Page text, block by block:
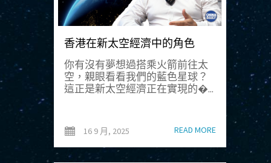
香港在新太空經濟中的角色
你有沒有夢想過搭乘火箭前往太
空，親眼看看我們的藍色星球？
這正是新太空經濟正在實現的�...
16 9 月, 2025 READ MORE